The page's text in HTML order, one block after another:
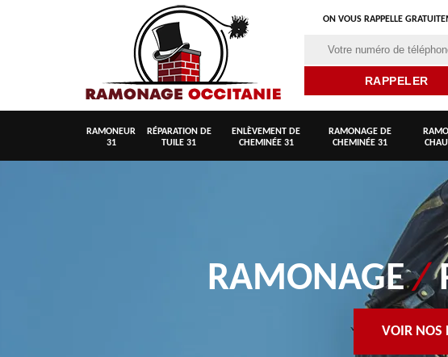
ON VOUS RAPPELLE
RAMONEUR
31
RÉPARATION DE
TUILE 31
ENLÈVEMENT DE
CHEMINÉE 31
RAMONAGE DE
CHEMINÉE 31
RAMONAGE/
VOIR NOS